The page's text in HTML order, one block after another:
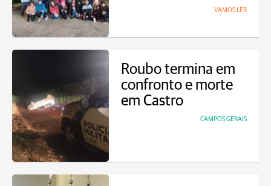
VAMOS LER
Roubo termina em
confronto e morte
em Castro
CAMPOS GERAIS